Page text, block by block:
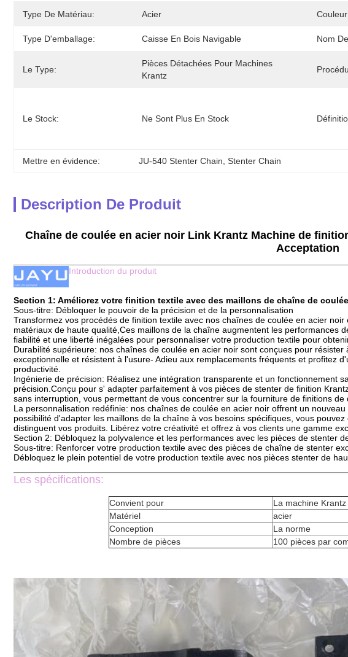
Type De Matériau: Acier
Type D'emballage: Caisse En Bois Navigable Nom
Le Type:
Pièces Détachées Pour Machines
Krantz
Le Stock: Ne Sont Plus En Stock
Mettre en évidence: JU-540 Stenter Chain Stenter Chain
Description De Produit
Chaîne de coulée en acier noir Link Krantz Machine de
Acceptation
Introduction du produit
Section 1: Améliorez votre finition textile avec des maillons de chaîne de
Sous-titre: Débloquer le pouvoir de la précision et de la personnalisation
Transformez vos procédés de finition textile avec nos chaînes de coulée en acier
matériaux de haute qualité,Ces maillons de la chaîne augmentent les performances
fiabilité et une liberté inégalées pour personnaliser votre production textile pour
Durabilité supérieure: nos chaînes de coulée en acier noir sont conçues pour
exceptionnelle et résistent à l'usure- Adieu aux remplacements fréquents et profitez
productivité.
Ingénierie de précision: Réalisez une intégration transparente et un fonctionnement
précision.Conçu pour s' adapter parfaitement à vos pièces de stenter de finition
sans interruption, vous permettant de vous concentrer sur la fourniture de finitions de
La personnalisation redéfinie: nos chaînes de coulée en acier noir offrent un
possibilité d'adapter les maillons de la chaîne à vos besoins spécifiques, vous
distinguent vos produits. Libérez votre créativité et offrez à vos clients une gamme
Section 2: Débloquez la polyvalence et les performances avec les pièces de stenter
Sous-titre: Renforcer votre production textile avec des pièces de chaîne de stenter
Débloquez le plein potentiel de votre production textile avec nos pièces stenter de
Les spécifications:
Convient pour
La machine Krantz
Matériel
acier
Conception
La norme
Nombre de pièces
100 pièces par